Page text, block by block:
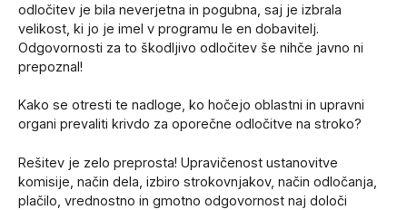
odločitev je bila neverjetna in pogubna, saj je izbrala
velikost, ki jo je imel v programu le en dobavitelj.
Odgovornosti za to škodljivo odločitev še nihče javno ni
prepoznal!
Kako se otresti te nadloge, ko hočejo oblastni in upravni
organi prevaliti krivdo za oporečne odločitve na stroko?
Rešitev je zelo preprosta! Upravičenost ustanovitve
komisije, način dela, izbiro strokovnjakov, način odločanja,
plačilo, vrednostno in gmotno odgovornost naj določi